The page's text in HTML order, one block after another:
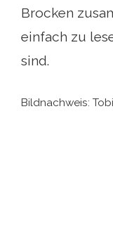
Brocken
einfach zu
sind.
Bildnachweis: